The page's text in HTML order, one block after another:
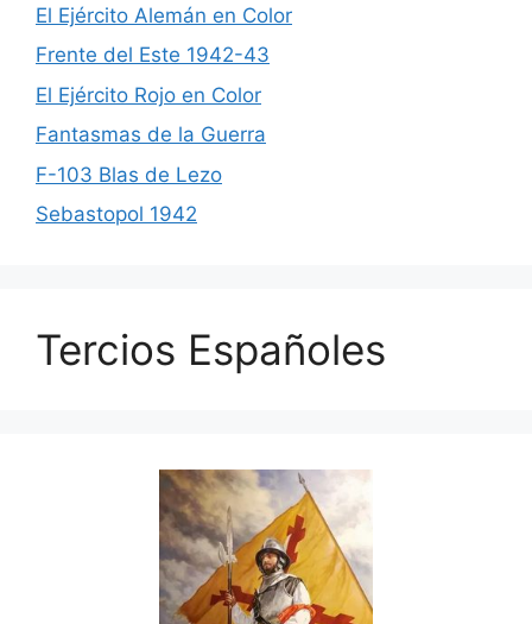
El Ejército Alemán en Color
Frente del Este 1942-43
El Ejército Rojo en Color
Fantasmas de la Guerra
F-103 Blas de Lezo
Sebastopol 1942
Tercios Españoles